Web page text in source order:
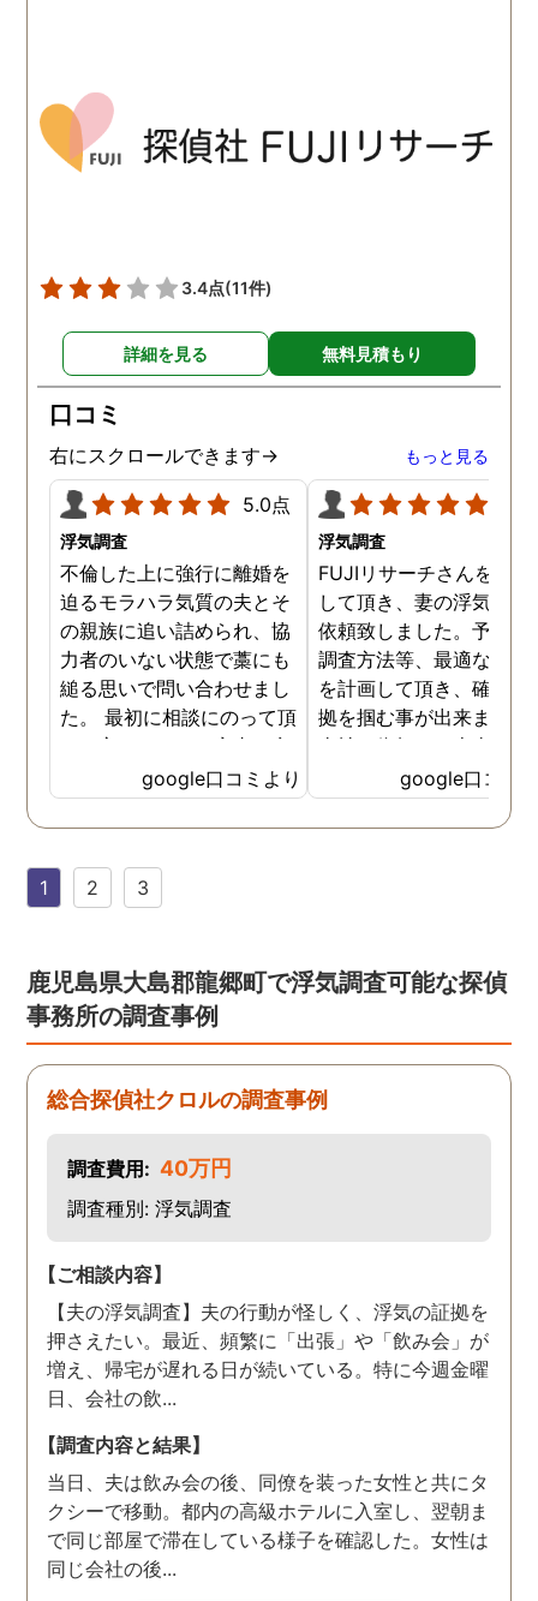
3.4点(11件)
詳細を見る 無料見積もり
口コミ
右にスクロールできます→ もっと見る
5.0点
浮気調査
不倫した上に強行に離婚を
迫るモラハラ気質の夫とそ
の親族に追い詰められ、協
力者のいない状態で藁にも
縋る思いで問い合わせまし
た。 最初に相談にのって頂
いた方も、とても率直に意
見を言っていただき、また
費用面も正直に答えていた
だき、私の望む結果を得る
言えないですが、それでも
依頼させていただきまし
た。 調査も私の望む結果を
得るべく、尽力して頂き、
密に連絡をいただきなが
ら、丁寧に対応してくださ
きました。 サポートの方
も、不安で日々辛い気持ち
対応して頂いた上に、かな
り迅速に弁護士に関するア
ドバイスを頂き繋いで下さ
った事、本当に感謝してい
ます。
google口コミより
浮気調査
FUJIリサーチさんをご紹
して頂き、妻の浮気調査
依頼致しました。予算か
調査方法等、最適なやり
を計画して頂き、確実な
拠を掴む事が出来ました
当社に依頼して本当に良
ったと実感しております
依頼中にはいろいろな相
も聞いて頂き、救われる
をお勧め致します。 今
google口コミ
1 2 3
鹿児島県大島郡龍郷町で浮気調査可能な探偵
事務所の調査事例
総合探偵社クロルの調査事例
調査費用: 40万円
調査種別: 浮気調査
【ご相談内容】
【夫の浮気調査】夫の行動が怪しく、浮気の証拠を
押さえたい。最近、頻繁に「出張」や「飲み会」が
増え、帰宅が遅れる日が続いている。特に今週金曜
日、会社の飲...
【調査内容と結果】
当日、夫は飲み会の後、同僚を装った女性と共にタ
クシーで移動。都内の高級ホテルに入室し、翌朝ま
で同じ部屋で滞在している様子を確認した。女性は
同じ会社の後...